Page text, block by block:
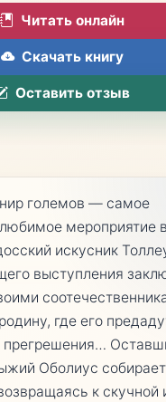
Читать онлайн
Скачать книгу
Оставить отзыв
големов — самое
мероприятие в
искусник
выступления
где его
прегрешения…
Оболиус
к скучной